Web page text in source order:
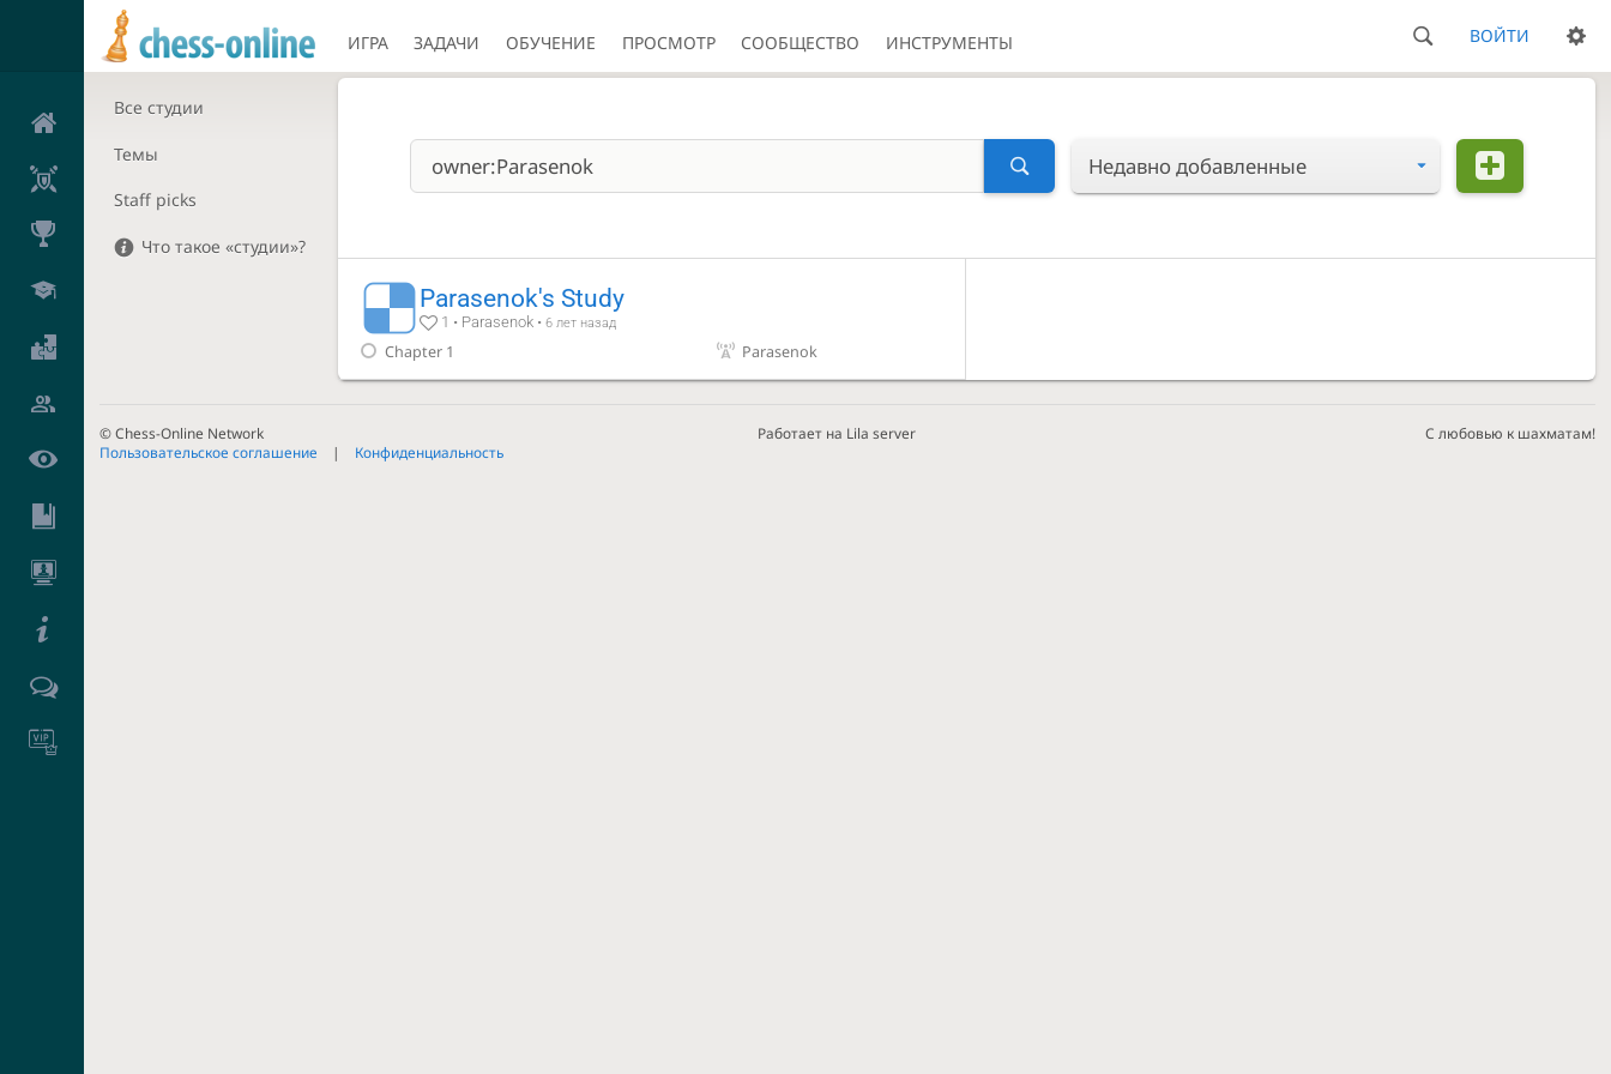
ИГРА ЗАДАЧИ ОБУЧЕНИЕ ПРОСМОТР СООБЩЕСТВО ИНСТРУМЕНТЫ ВОЙТИ
Все студии
Темы
Staff picks
Что такое «студии»?
Недавно добавленные
Parasenok's Study
1 • Parasenok •6 лет назад
Chapter 1 Parasenok
© Chess-Online Network
Пользовательское соглашение
Конфиденциальность
Работает на Lila server С любовью к шахматам!